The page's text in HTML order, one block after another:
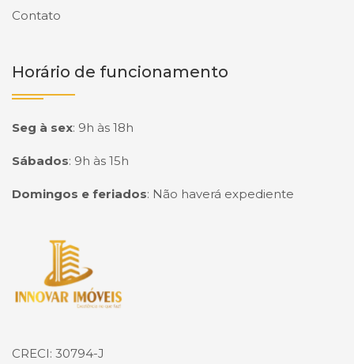
Contato
Horário de funcionamento
Seg à sex: 9h às 18h
Sábados: 9h às 15h
Domingos e feriados: Não haverá expediente
Página inicial
CRECI: 30794-J